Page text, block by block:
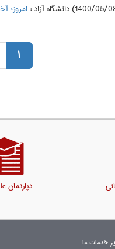
: امروز؛
1
دپارتمان
خدمات ما